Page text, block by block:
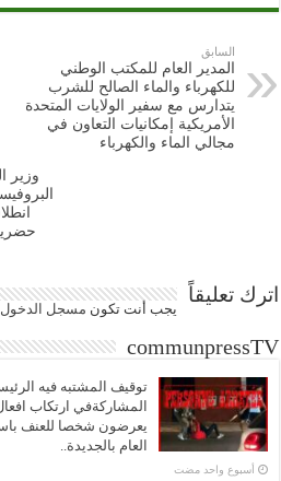
السابق
المدير العام للمكتب الوطني
للكهرباء والماء الصالح للشرب
يتدارس مع سفير الولايات المتحدة
الأمريكية إمكانيات التعاون في
مجالي الماء والكهرباء
وزير
اترك تعليقاً
يجب أنت تكون مسجل الدخول
communpressTV
توقيف المشتبه فيه
المشاركةفي ارتكاب
يعرضون شخصا للعنف
العام بالجديدة..
‏أسبوع واحد مضت